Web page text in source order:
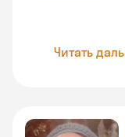
Читать